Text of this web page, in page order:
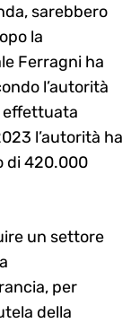
sarebbero
la
Ferragni ha
l’autorità
effettuata
l’autorità ha
di 420.000
un settore
per
della